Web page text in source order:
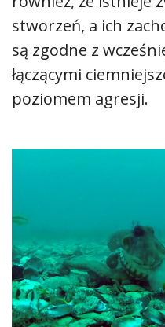
stworzeń, a ich
są zgodne z
łączącymi
poziomem agresji.